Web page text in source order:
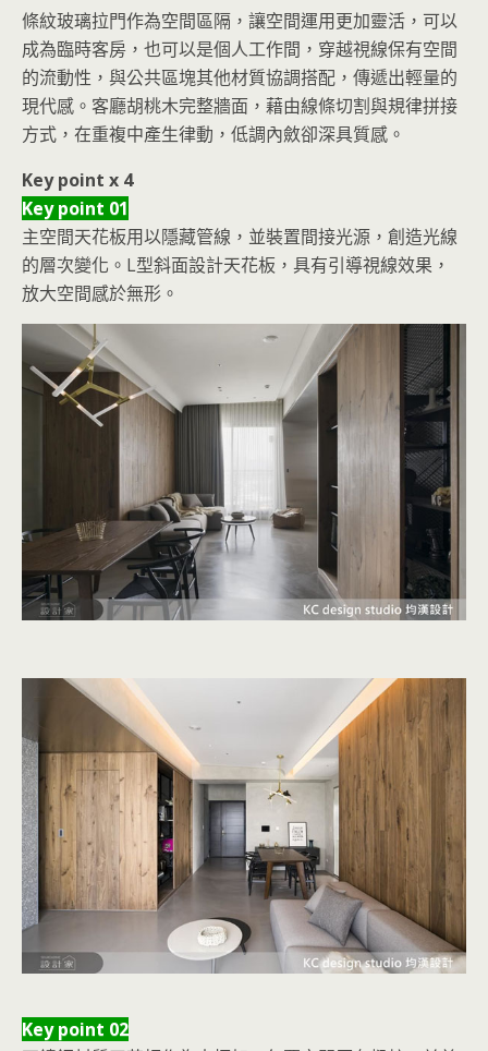
條紋玻璃拉門作為空間區隔，讓空間運用更加靈活，可以
成為臨時客房，也可以是個人工作間，穿越視線保有空間
的流動性，與公共區塊其他材質協調搭配，傳遞出輕量的
現代感。客廳胡桃木完整牆面，藉由線條切割與規律拼接
方式，在重複中產生律動，低調內斂卻深具質感。
Key point x 4
Key point 01
主空間天花板用以隱藏管線，並裝置間接光源，創造光線
的層次變化。L型斜面設計天花板，具有引導視線效果，
放大空間感於無形。
Key point 02